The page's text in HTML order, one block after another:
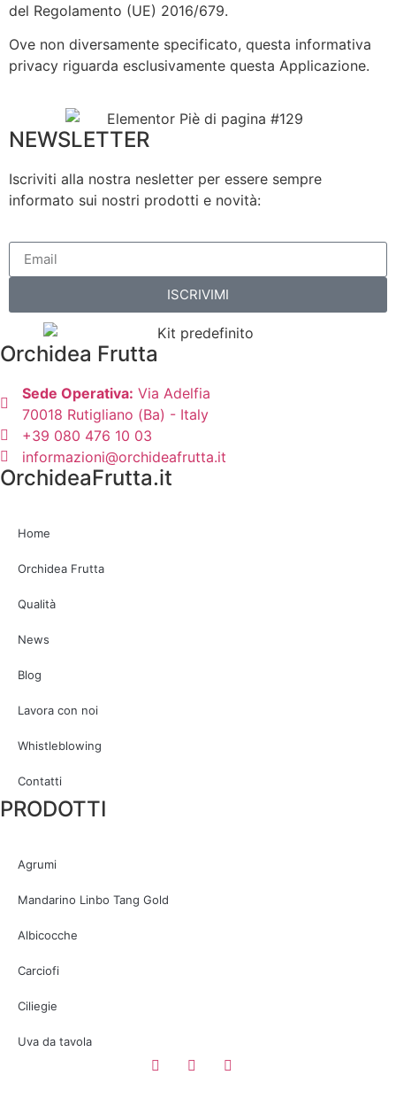
del Regolamento (UE) 2016/679.
Ove non diversamente specificato, questa informativa
privacy riguarda esclusivamente questa Applicazione.
NEWSLETTER
Iscriviti alla nostra nesletter per essere sempre
informato sui nostri prodotti e novità:
ISCRIVIMI
Orchidea Frutta
Sede Operativa: Via Adelfia
70018 Rutigliano (Ba) - Italy
+39 080 476 10 03
informazioni@orchideafrutta.it
OrchideaFrutta.it
Home
Orchidea Frutta
Qualità
News
Blog
Lavora con noi
Whistleblowing
Contatti
PRODOTTI
Agrumi
Mandarino Linbo Tang Gold
Albicocche
Carciofi
Ciliegie
Uva da tavola